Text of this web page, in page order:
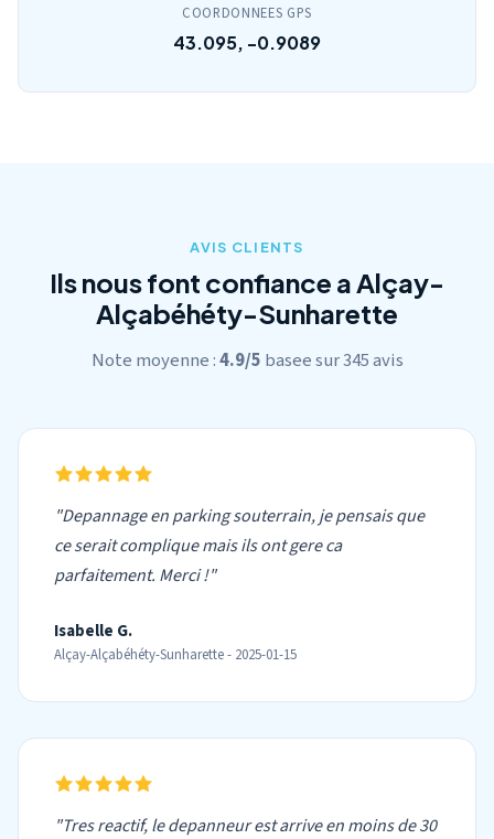
COORDONNEES GPS
43.095, -0.9089
AVIS CLIENTS
Ils nous font confiance a Alçay-
Alçabéhéty-Sunharette
Note moyenne :4.9/5 basee sur 345 avis
"Depannage en parking souterrain, je pensais que
ce serait complique mais ils ont gere ca
parfaitement. Merci !"
Isabelle G.
Alçay-Alçabéhéty-Sunharette - 2025-01-15
"Tres reactif, le depanneur est arrive en moins de 30